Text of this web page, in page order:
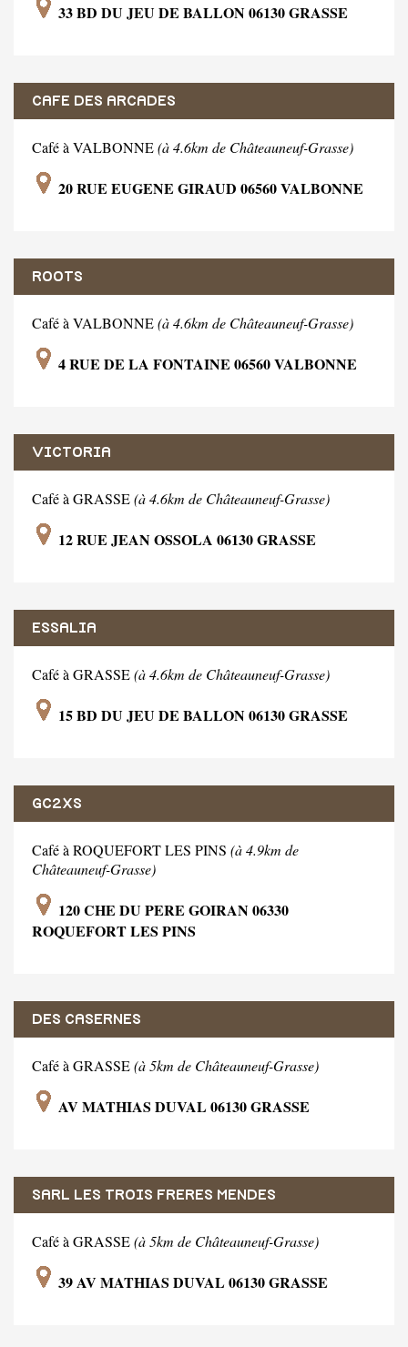
33 BD DU JEU DE BALLON 06130 GRASSE
CAFE DES ARCADES
Café à VALBONNE(à 4.6km de Châteauneuf-Grasse)
20 RUE EUGENE GIRAUD 06560 VALBONNE
ROOTS
Café à VALBONNE(à 4.6km de Châteauneuf-Grasse)
4 RUE DE LA FONTAINE 06560 VALBONNE
VICTORIA
Café à GRASSE(à 4.6km de Châteauneuf-Grasse)
12 RUE JEAN OSSOLA 06130 GRASSE
ESSALIA
Café à GRASSE(à 4.6km de Châteauneuf-Grasse)
15 BD DU JEU DE BALLON 06130 GRASSE
GC2XS
Café à ROQUEFORT LES PINS (à 4.9km de
Châteauneuf-Grasse)
120 CHE DU PERE GOIRAN 06330
ROQUEFORT LES PINS
DES CASERNES
Café à GRASSE(à 5km de Châteauneuf-Grasse)
AV MATHIAS DUVAL 06130 GRASSE
SARL LES TROIS FRERES MENDES
Café à GRASSE(à 5km de Châteauneuf-Grasse)
39 AV MATHIAS DUVAL 06130 GRASSE